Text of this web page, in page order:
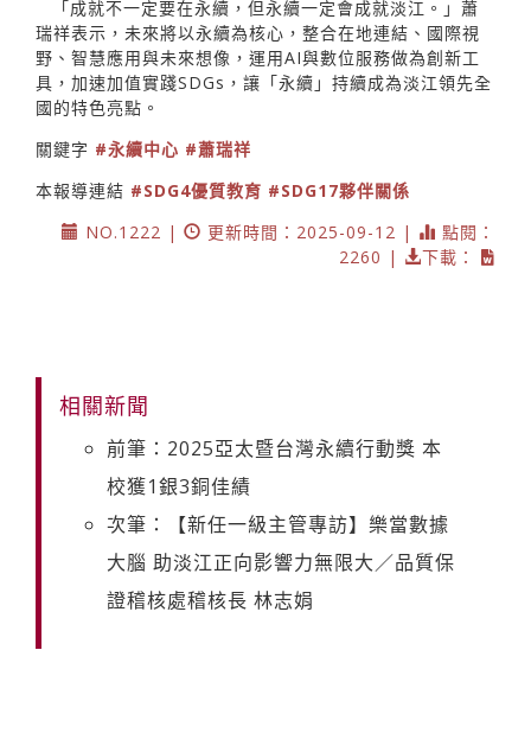
「成就不一定要在永續，但永續一定會成就淡江。」蕭
瑞祥表示，未來將以永續為核心，整合在地連結、國際視
野、智慧應用與未來想像，運用AI與數位服務做為創新工
具，加速加值實踐SDGs，讓「永續」持續成為淡江領先全
國的特色亮點。
關鍵字 #永續中心 #蕭瑞祥
本報導連結 #SDG4優質教育 #SDG17夥伴關係
NO.1222 |
更新時間：2025-09-12 |
點閱：
2260 |
下載：
相關新聞
前筆：2025亞太暨台灣永續行動獎 本
校獲1銀3銅佳績
次筆：【新任一級主管專訪】樂當數據
大腦 助淡江正向影響力無限大／品質保
證稽核處稽核長 林志娟